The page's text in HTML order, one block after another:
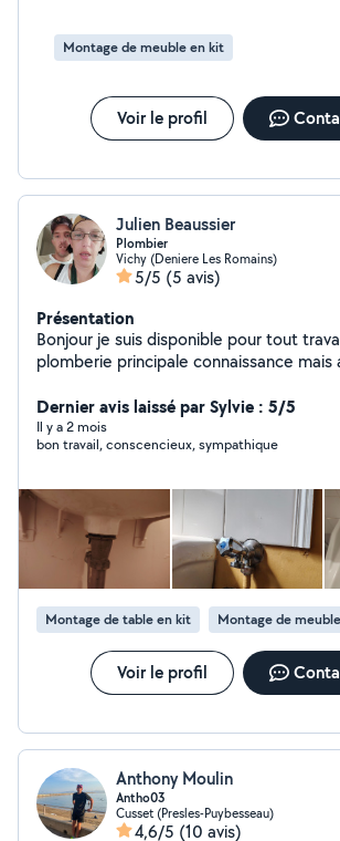
Montage de meuble en kit
Voir le profil
Julien Beaussier
Plombier
Vichy (Deniere Les Romains)
5/5 (5 avis)
Présentation
Bonjour je suis disponible pour tout
plomberie principale connaissance
Dernier avis laissé par Sylvie : 5/5
Il y a 2 mois
bon travail, conscencieux, sympathique
Montage de table en kit Montage de
Voir le profil
Anthony Moulin
Antho03
Cusset (Presles-Puybesseau)
4,6/5 (10 avis)